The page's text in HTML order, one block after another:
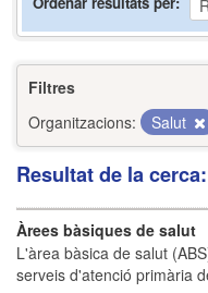
Filtres
Organitzacions:
Salut
Resultat de la
Àrees bàsiques de salut
L'àrea bàsica de salut
serveis d'atenció primària